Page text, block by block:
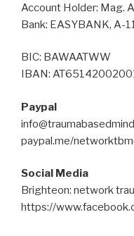
Account Holder: Mag.
Bank: EASYBANK, A-
BIC: BAWAATWW
IBAN:
Paypal
paypal.me/
Social Media
Brighteon: network
https://